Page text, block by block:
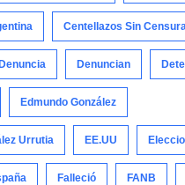
Centellazos Sin Censura
Denuncian
Edmundo González
Urrutia EE.UU
Falleció FANB